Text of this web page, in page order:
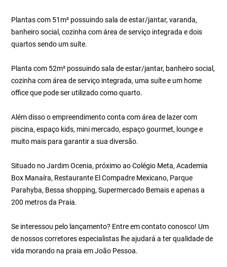
Plantas com 51m² possuindo sala de estar/jantar, varanda,
banheiro social, cozinha com área de serviço integrada e dois
quartos sendo um suíte.
Planta com 52m² possuindo sala de estar/jantar, banheiro social,
cozinha com área de serviço integrada, uma suíte e um home
office que pode ser utilizado como quarto.
Além disso o empreendimento conta com área de lazer com
piscina, espaço kids, mini mercado, espaço gourmet, lounge e
muito mais para garantir a sua diversão.
Situado no Jardim Ocenia, próximo ao Colégio Meta, Academia
Box Manaíra, Restaurante El Compadre Mexicano, Parque
Parahyba, Bessa shopping, Supermercado Bemais e apenas a
200 metros da Praia.
Se interessou pelo lançamento? Entre em contato conosco! Um
de nossos corretores especialistas lhe ajudará a ter qualidade de
vida morando na praia em João Pessoa.